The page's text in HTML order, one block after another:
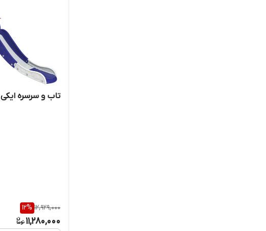
تاب و سرسره ایکی
12,929,000
12%
11,280,000